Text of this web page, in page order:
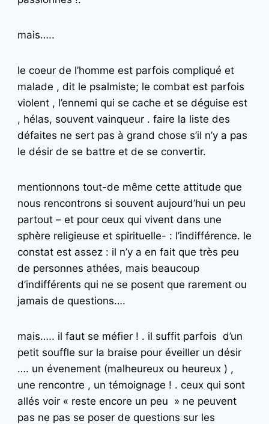
mais…..
le coeur de l’homme est parfois compliqué et
malade , dit le psalmiste; le combat est parfois
violent , l’ennemi qui se cache et se déguise est
, hélas, souvent vainqueur . faire la liste des
défaites ne sert pas à grand chose s’il n’y a pas
le désir de se battre et de se convertir.
mentionnons tout-de même cette attitude que
nous rencontrons si souvent aujourd’hui un peu
partout – et pour ceux qui vivent dans une
sphère religieuse et spirituelle- : l’indifférence. le
constat est assez : il n’y a en fait que très peu
de personnes athées, mais beaucoup
d’indifférents qui ne se posent que rarement ou
jamais de questions….
mais….. il faut se méfier ! . il suffit parfois d’un
petit souffle sur la braise pour éveiller un désir
…. un évenement (malheureux ou heureux ) ,
une rencontre , un témoignage ! . ceux qui sont
allés voir « reste encore un peu » ne peuvent
pas ne pas se poser de questions sur les